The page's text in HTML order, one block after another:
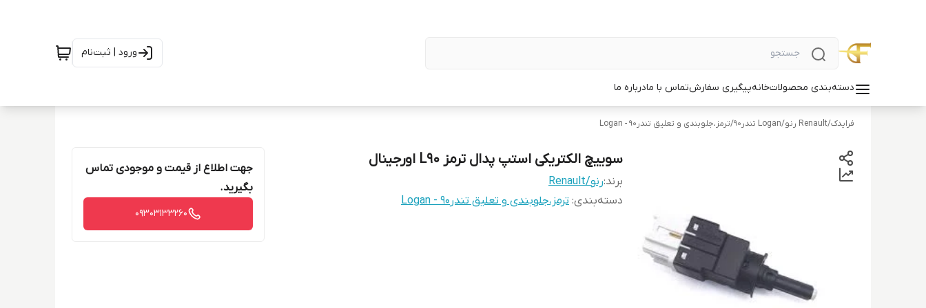
ورود | ثبت‌نام
دسته‌بندی محصولاتخانهپیگیری سفارشتماس با مادرباره ما
فرایدک/Renault رنو /Logan تندر90 /ترمز،جلوبندی و تعلیق تندر90 - Logan
سوییچ الکتریکی استپ پدال ترمز L90 اورجینال
برند:رنو/Renault
دسته‌بندی: ترمز،جلوبندی و تعلیق تندر90 - Logan
جهت اطلاع از قیمت و موجودی تماس
بگیرید.
09303133260